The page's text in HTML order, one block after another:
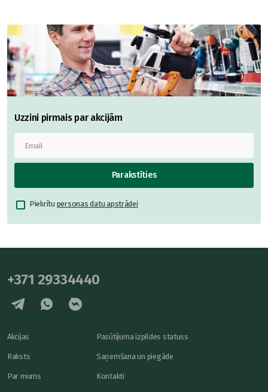
Uzzini pirmais par akcijām
Parakstīties
Piekrītu personas datu apstrādei
+371 29334440
Akcijas
Raksts
Par mums
Pasūtījuma izpildes statuss
Saņemšana un piegāde
Kontakti